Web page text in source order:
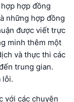
hợp đồng
những hợp đồng
được viết trực
minh thêm một
và thực thi các
trung gian.
lỗi.
với các chuyên